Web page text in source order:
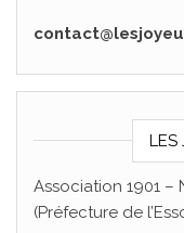
LES
Association 1901 –
(Préfecture de